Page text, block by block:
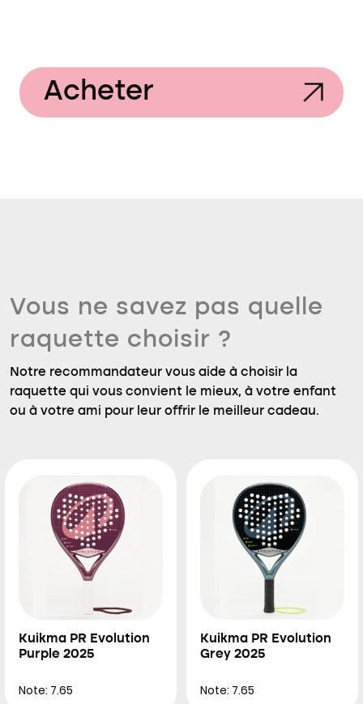
Acheter
Vous ne savez pas quelle
raquette choisir ?
Notre recommandateur vous aide à choisir la
raquette qui vous convient le mieux, à votre enfant
ou à votre ami pour leur offrir le meilleur cadeau.
Kuikma PR Evolution
Purple 2025
Note: 7.65
Kuikma PR Evolution
Grey 2025
Note: 7.65